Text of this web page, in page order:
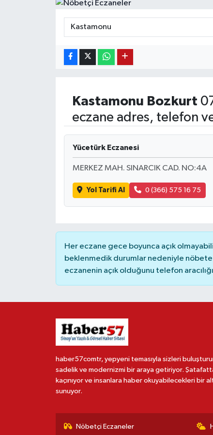
Kastamonu Bozkurt
eczane adres, telefon
Yücetürk Eczanesi
MERKEZ MAH. SINARCIK CAD. NO:4A
Yol Tarifi Al 0 (366) 575 16 75
Her eczane gece boyunca açık
beklenmedik durumlar nedeniyle
eczanenin açık olduğunu telefon
haber57comtr, yepyeni temasıyla sizleri
sadelik ve modernizmi bir araya getiriyor.
kaçınıyor ve insanlara haber okuyabilecekleri bir
sunuyor.
Nöbetçi Eczaneler